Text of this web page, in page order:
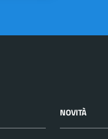
NOVITÀ